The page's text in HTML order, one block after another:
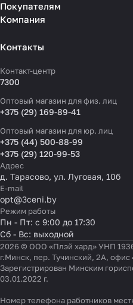
Покупателям
Компания
Контакты
Контакт-центр
7300
Оптовый магазин для физ. лиц
+375 (29) 169-89-41
Оптовый магазин для юр. лиц
+375 (44) 500-88-99
+375 (29) 120-99-53
Адрес
д. Тарасово, ул. Луговая, 10б
E-mail
opt@3ceni.by
Режим работы
Пн - Пт: с 9:00 до 17:30
Сб - Вс: выходной
2026 © ООО «Плэй хард» УНП
г.Минск, пер. Тучинский, 2А,
Зарегистрирован Минским
03.01.2022 г.
Номер телефона работников
Настройки файлов